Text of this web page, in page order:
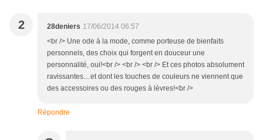
2 28deniers 17/06/2014 06:57
<br /> Une ode à la mode, comme porteuse de bienfaits
personnels, des choix qui forgent en douceur une
personnalité, oui!<br /> <br /> <br /> Et ces photos absolument
ravissantes....et dont les touches de couleurs ne viennent que
des accessoires ou des rouges à lèvres!<br />
Répondre